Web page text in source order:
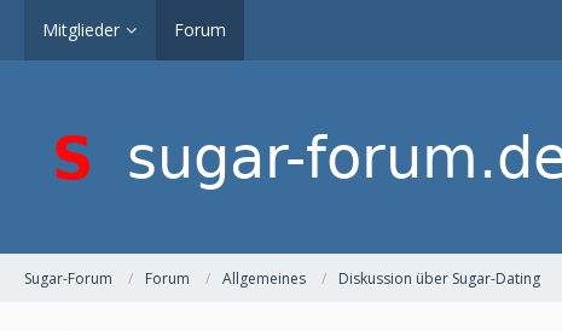
Mitglieder Forum
Sugar-Forum Forum Allgemeines Diskussion über Sugar-Dating